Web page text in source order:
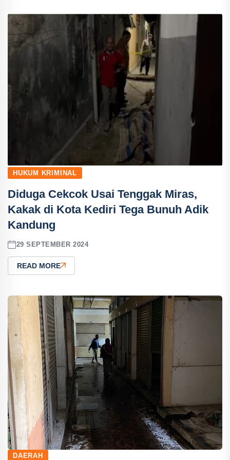
HUKUM KRIMINAL
Diduga Cekcok Usai Tenggak Miras,
Kakak di Kota Kediri Tega Bunuh Adik
Kandung
29 SEPTEMBER 2024
READ MORE
DAERAH